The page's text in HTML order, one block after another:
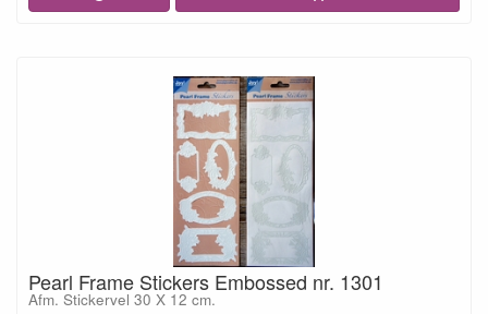
Pearl Frame Stickers Embossed nr. 1301
Afm. Stickervel 30 X 12 cm.